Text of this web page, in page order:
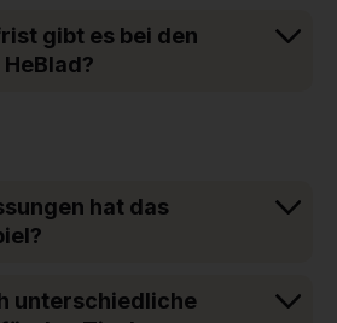
gibt es bei den
hat das
unterschiedliche